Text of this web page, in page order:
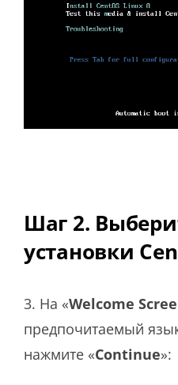
Шаг 2.
установки
3. На «Welcome
предпочитаемый
нажмите «Continue»: